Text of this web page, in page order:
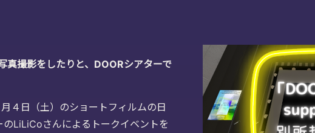
真撮影をしたりと、DOORシアターで
４日（土）のショートフィルムの日
LiLiCoさんによるトークイベントを